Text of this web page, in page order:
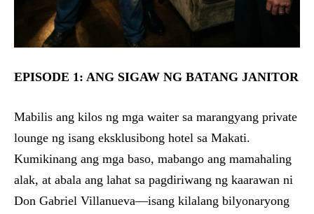
EPISODE 1: ANG SIGAW NG BATANG JANITOR
Mabilis ang kilos ng mga waiter sa marangyang private
lounge ng isang eksklusibong hotel sa Makati.
Kumikinang ang mga baso, mabango ang mamahaling
alak, at abala ang lahat sa pagdiriwang ng kaarawan ni
Don Gabriel Villanueva—isang kilalang bilyonaryong